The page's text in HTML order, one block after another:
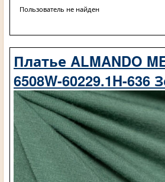
Пользователь не найден
Платье ALMANDO
6508W-60229.1H-636